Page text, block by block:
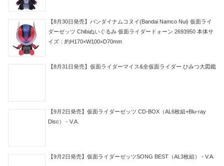
【8月30日発売】バンダイナムコヌイ(Bandai Namco Nui) 仮面ライ
ダーゼッツ Chibiぬいぐるみ 仮面ライダードォーン 2693950 本体サ
イズ：約H170×W100×D70mm
【8月31日発売】仮面ライダーマイス&全仮面ライダー ひみつ大図鑑
【9月2日発売】仮面ライダーゼッツ CD-BOX（AL6枚組+Blu-ray
Disc） - V.A.
【9月2日発売】仮面ライダーゼッツSONG BEST（AL3枚組） - V.A.